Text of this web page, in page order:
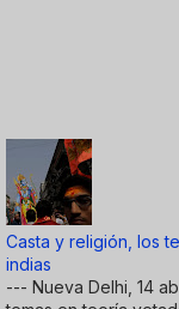
Casta y religión, los
indias
--- Nueva Delhi, 14